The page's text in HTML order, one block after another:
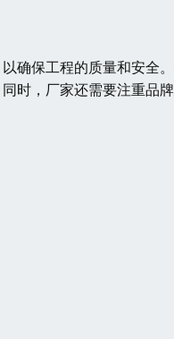
确保工程的质量和安全
时，厂家还需要注重品